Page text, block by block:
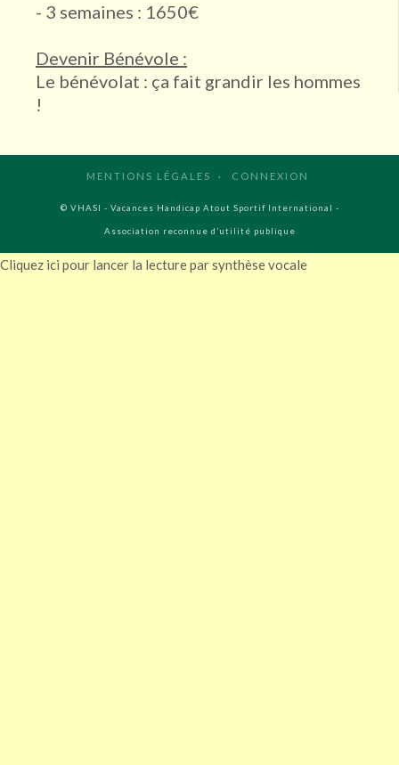
- 3 semaines : 1650€
Devenir Bénévole :
Le bénévolat : ça fait grandir les hommes
!
MENTIONS LÉGALES CONNEXION
© VHASI - Vacances Handicap Atout Sportif International -
Association reconnue d’utilité publique
Cliquez ici pour lancer la lecture par synthèse vocale